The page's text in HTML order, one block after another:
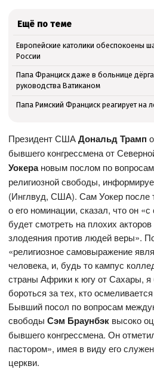
Ещё по теме
Европейские католики обеспокоены
России
Папа Франциск даже в больнице
руководства Ватиканом
Папа Римский Франциск реагирует на
Президент СШАДональд Трамп
бывшего конгрессмена от
Уокерановым послом по
религиозной свободы,
(Инглвуд, США). Сам Уокер после
о его номинации, сказал, что он
будет смотреть на плохих
злодеяния против людей веры».
«религиозное самовыражение
человека, и, будь то кампус
страны Африки к югу от Сахары, я
бороться за тех, кто
Бывший посол по вопросам
свободыСэм Браунбэк высоко
бывшего конгрессмена. Он
пастором», имея в виду его
церкви.